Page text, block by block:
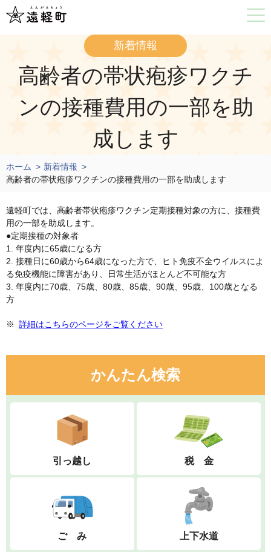
新着情報
高齢者の帯状疱疹ワクチ
ンの接種費用の一部を助
成します
ホーム
新着情報
高齢者の帯状疱疹ワクチンの接種費用の一部を助成します
遠軽町では、高齢者帯状疱疹ワクチン定期接種対象の方に、接種費
用の一部を助成します。
●定期接種の対象者
1. 年度内に65歳になる方
2. 接種日に60歳から64歳になった方で、ヒト免疫不全ウイルスによ
る免疫機能に障害があり、日常生活がほとんど不可能な方
3. 年度内に70歳、75歳、80歳、85歳、90歳、95歳、100歳となる
方
詳細はこちらのページをご覧ください
かんたん検索
引っ越し 税 金
ご み 上下水道